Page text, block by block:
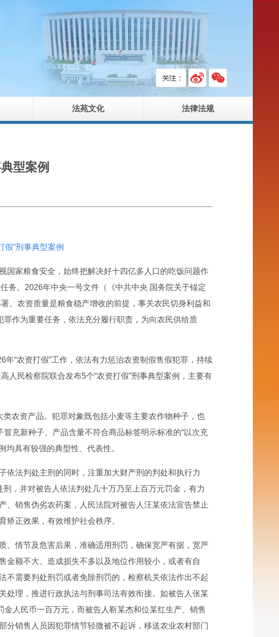
法苑文化 法律法规
型案例
”刑事典型案例
国家粮食安全，始终把解决好十四亿多人口的吃饭问题作
务。2026年中央一号文件（《中共中央 国务院关于锚定
。农资质量是粮食稳产增收的前提，事关农民切身利益和
作为重要任务，依法充分履行职责，为向农民供给质
“农资打假”工作，依法有力惩治农资制假售假犯罪，持续
人民检察院联合发布5个“农资打假”刑事典型案例，主要有
农资产品。犯罪对象既包括小麦等主要农作物种子，也
充新种子、产品含量不符合商品标签明示标准的“以次充
均具有较强的典型性、代表性。
依法判处主刑的同时，注重加大财产刑的判处和执行力
，并对被告人依法判处几十万乃至上百万元罚金，有力
、销售伪劣农药案，人民法院对被告人汪某依法宣告禁止
正效果，有效维护社会秩序。
、情节及危害后果，准确适用刑罚，确保宽严有据，宽严
金额不大、造成损失不多以及地位作用较小，或者有自
不需要判处刑罚或者免除刑罚的，检察机关依法作出不起
处理，推进行政执法与刑事司法有效衔接。如被告人张某
人民币一百万元，而被告人靳某杰和位某红生产、销售
分销售人员因犯罪情节轻微被不起诉，移送农业农村部门